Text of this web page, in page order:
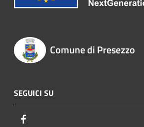
Comune di Presezzo
SEGUICI SU